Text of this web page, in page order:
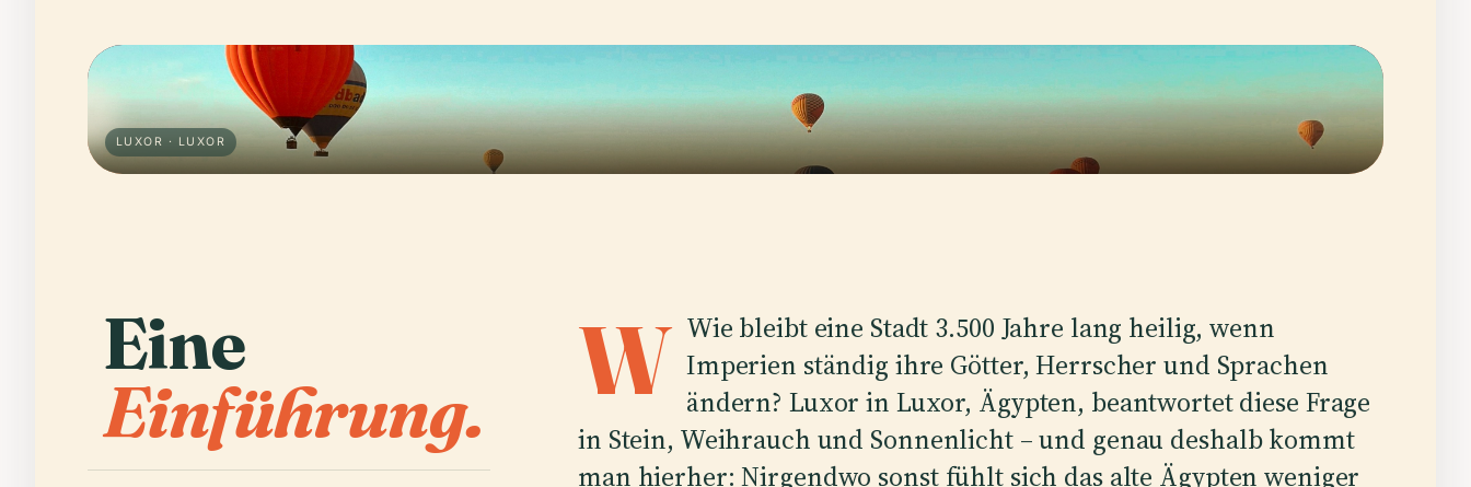
LUXOR · LUXOR
Eine
Einführung. W Wie bleibt eine Stadt 3.500 Jahre lang heilig, wenn
Imperien ständig ihre Götter, Herrscher und Sprachen
ändern? Luxor in Luxor, Ägypten, beantwortet diese Frage
in Stein, Weihrauch und Sonnenlicht – und genau deshalb kommt
man hierher: Nirgendwo sonst fühlt sich das alte Ägypten weniger